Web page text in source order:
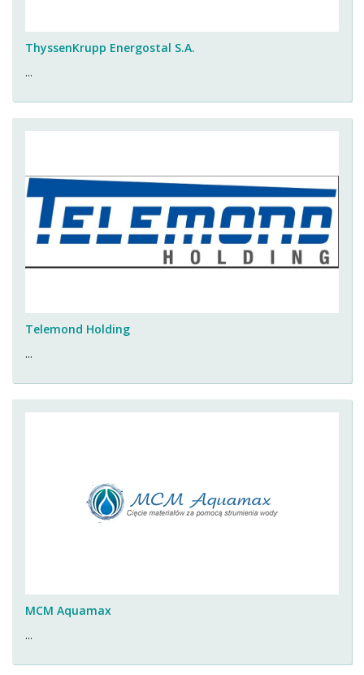
ThyssenKrupp Energostal S.A.
...
Telemond Holding
...
MCM Aquamax
...